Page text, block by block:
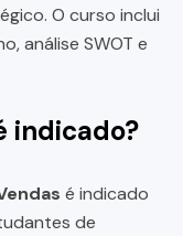
O curso inclui
análise SWOT e
indicado?
é indicado
de